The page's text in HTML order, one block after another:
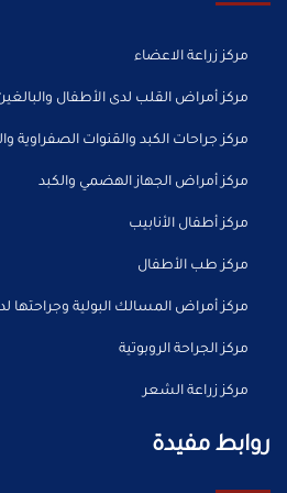
مركز زراعة الاعضاء
مركز أمراض القلب لدى الأطفال
مركز جراحات الكبد والقنوات الصفراوية
مركز أمراض الجهاز الهضمي والكبد
مركز أطفال الأنابيب
مركز طب الأطفال
مركز أمراض المسالك البولية وجراحتها
مركز الجراحة الروبوتية
مركز زراعة الشعر
روابط مفيدة